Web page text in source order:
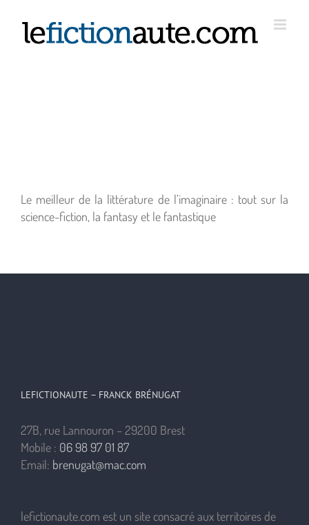
contenu
Le meilleur de la littérature de l’imaginaire : tout sur la
science-fiction, la fantasy et le fantastique
LEFICTIONAUTE – FRANCK BRÉNUGAT
27B, rue Lannouron – 29200 Brest
Mobile : 06 98 97 01 87
Email: brenugat@mac.com
lefictionaute.com est un site consacré aux territoires de